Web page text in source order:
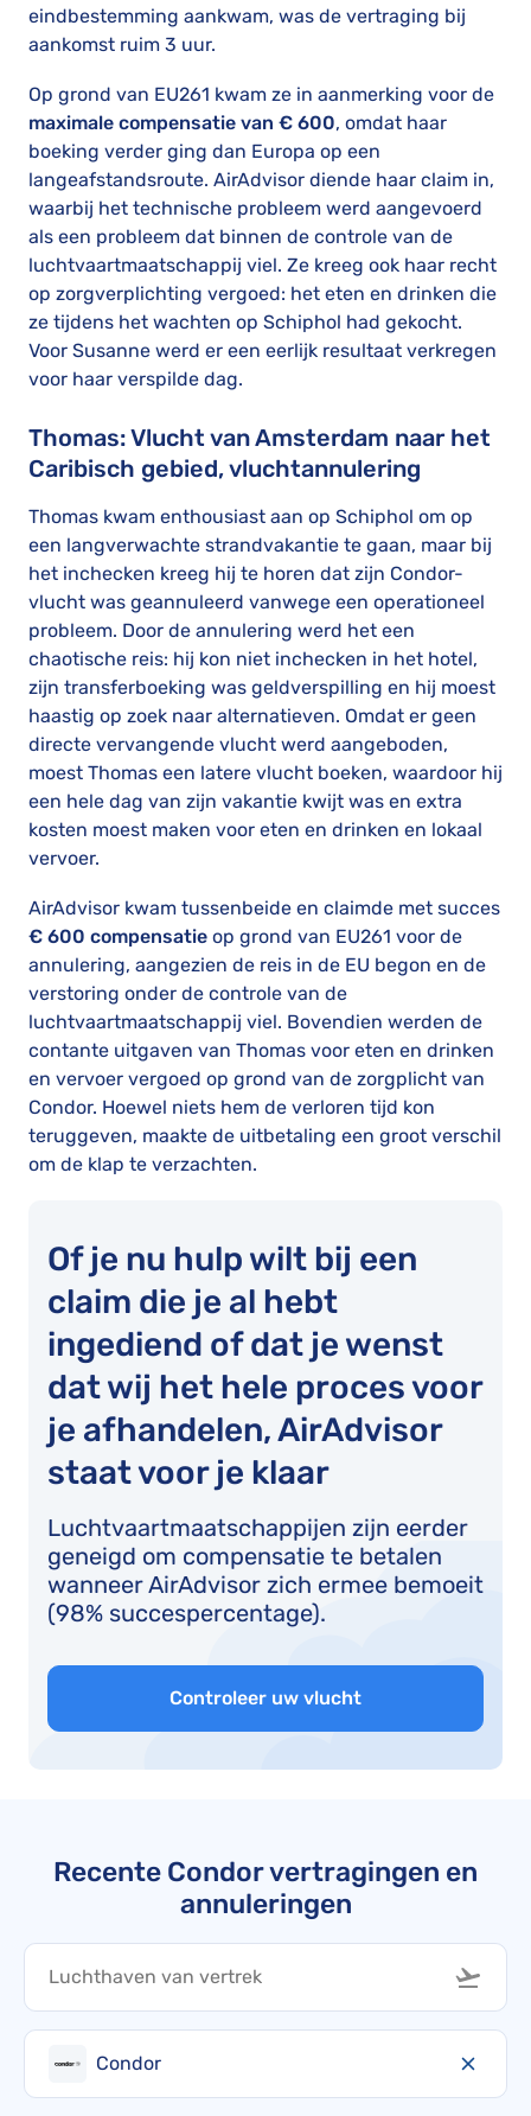
eindbestemming aankwam, was de vertraging bij
aankomst ruim 3 uur.
Op grond van EU261 kwam ze in aanmerking voor de
maximale compensatie van € 600, omdat haar
boeking verder ging dan Europa op een
langeafstandsroute. AirAdvisor diende haar claim in,
waarbij het technische probleem werd aangevoerd
als een probleem dat binnen de controle van de
luchtvaartmaatschappij viel. Ze kreeg ook haar recht
op zorgverplichting vergoed: het eten en drinken die
ze tijdens het wachten op Schiphol had gekocht.
Voor Susanne werd er een eerlijk resultaat verkregen
voor haar verspilde dag.
Thomas: Vlucht van Amsterdam naar het
Caribisch gebied, vluchtannulering
Thomas kwam enthousiast aan op Schiphol om op
een langverwachte strandvakantie te gaan, maar bij
het inchecken kreeg hij te horen dat zijn Condor-
vlucht was geannuleerd vanwege een operationeel
probleem. Door de annulering werd het een
chaotische reis: hij kon niet inchecken in het hotel,
zijn transferboeking was geldverspilling en hij moest
haastig op zoek naar alternatieven. Omdat er geen
directe vervangende vlucht werd aangeboden,
moest Thomas een latere vlucht boeken, waardoor hij
een hele dag van zijn vakantie kwijt was en extra
kosten moest maken voor eten en drinken en lokaal
vervoer.
AirAdvisor kwam tussenbeide en claimde met succes
€ 600 compensatie op grond van EU261 voor de
annulering, aangezien de reis in de EU begon en de
verstoring onder de controle van de
luchtvaartmaatschappij viel. Bovendien werden de
contante uitgaven van Thomas voor eten en drinken
en vervoer vergoed op grond van de zorgplicht van
Condor. Hoewel niets hem de verloren tijd kon
teruggeven, maakte de uitbetaling een groot verschil
om de klap te verzachten.
Of je nu hulp wilt bij een
claim die je al hebt
ingediend of dat je wenst
dat wij het hele proces voor
je afhandelen, AirAdvisor
staat voor je klaar
Luchtvaartmaatschappijen zijn eerder
geneigd om compensatie te betalen
wanneer AirAdvisor zich ermee bemoeit
(98% succespercentage).
Controleer uw vlucht
Recente Condor vertragingen en
annuleringen
Condor